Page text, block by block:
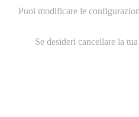
Puoi modificare le
Se desideri cancellare la